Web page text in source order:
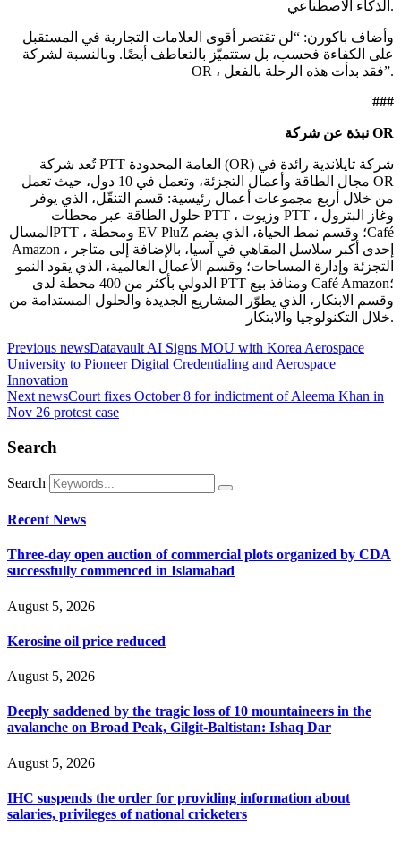
الذكاء الاصطناعي.
وأضاف باكورن: “لن تقتصر أقوى العلامات التجارية في المستقبل
على الكفاءة فحسب، بل ستتميّز بالتعاطف أيضًا. وبالنسبة لشركة
OR ، فقد بدأت هذه الرحلة بالفعل”.
###
OR
تُعد شركة PTT العامة المحدودة (OR) شركة تايلاندية رائدة في
مجال الطاقة وأعمال التجزئة، وتعمل في 10 دول، حيث تعمل OR
من خلال أربع مجموعات أعمال رئيسية: قسم التنقّل، الذي يوفر
حلول الطاقة عبر محطات PTT ، وزيوت PTT ، وغاز البترول
المسالPTT ، ومحطة EV PluZ ؛ وقسم نمط الحياة، الذي يضمCafé
Amazon ، إحدى أكبر سلاسل المقاهي في آسيا، بالإضافة إلى متاجر
التجزئة وإدارة المساحات؛ وقسم الأعمال العالمية، الذي يقود النمو
الدولي بأكثر من 400 محطة لدى PTT ومنافذ بيع Café Amazon؛
وقسم الابتكار، الذي يطوّر المشاريع الجديدة والحلول المستدامة من
خلال التكنولوجيا والابتكار.
Previous newsDatavault AI Signs MOU with Korea Aerospace
University to Pioneer Digital Credentialing and Aerospace
Innovation
Next newsCourt fixes October 8 for indictment of Aleema Khan in
Nov 26 protest case
Search
Search
Recent News
Three-day open auction of commercial plots organized by CDA
successfully commenced in Islamabad
August 5, 2026
Kerosine oil price reduced
August 5, 2026
Deeply saddened by the tragic loss of 10 mountaineers in the
avalanche on Broad Peak, Gilgit-Baltistan: Ishaq Dar
August 5, 2026
IHC suspends the order for providing information about
salaries, privileges of national cricketers